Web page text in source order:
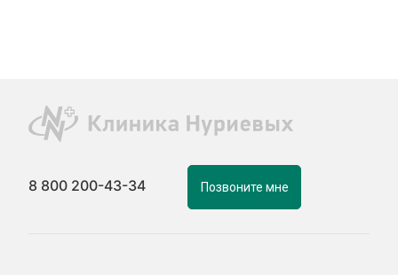
8 800 200-43-34 Позвоните мне